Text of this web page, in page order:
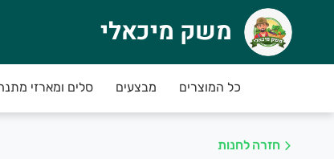
משק מיכאלי
משק מיכאלי - מהשדה עד הבית
ולדעת בלב שלם שקבלת תוצרת נקייה, טרייה
משק מיכאלי
כל המוצרים מבצעים סלים ומארזי
חזרה לחנות